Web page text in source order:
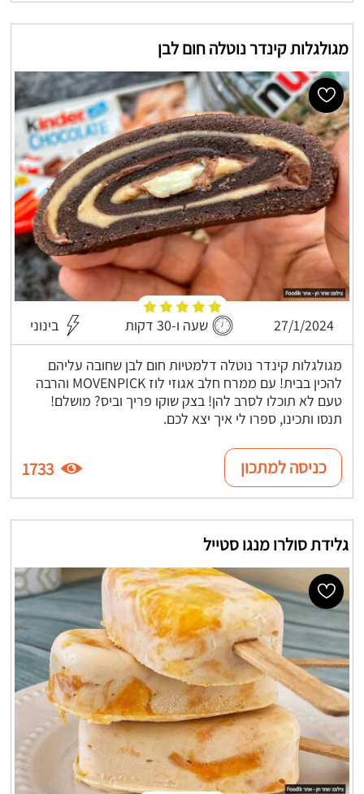
מגולגלות קינדר נוטלה חום לבן
27/1/2024 שעה ו-30 דקות בינוני
מגולגלות קינדר נוטלה דלמטיות חום לבן שחובה עליהם
להכין בבית! עם ממרח חלב אגוזי לוז MOVENPICK והרבה
טעם לא תוכלו לסרב להן! בצק שוקו פריך וביס? מושלם!
תנסו ותכינו, ספרו לי איך יצא לכם.
כניסה למתכון 1733
גלידת סולרו מנגו סטייל